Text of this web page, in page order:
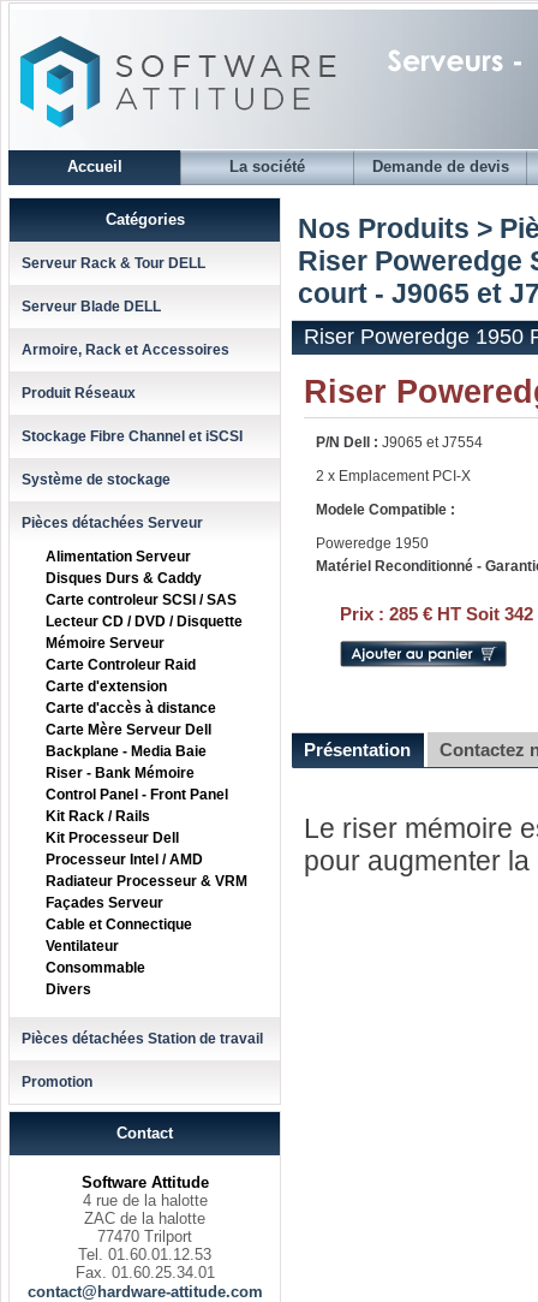
Accueil La société Demande de devis
Catégories
Serveur Rack & Tour DELL
Serveur Blade DELL
Armoire, Rack et Accessoires
Produit Réseaux
Stockage Fibre Channel et iSCSI
Système de stockage
Pièces détachées Serveur
Alimentation Serveur
Disques Durs & Caddy
Carte controleur SCSI / SAS
Lecteur CD / DVD / Disquette
Mémoire Serveur
Carte Controleur Raid
Carte d'extension
Carte d'accès à distance
Carte Mère Serveur Dell
Backplane - Media Baie
Riser - Bank Mémoire
Control Panel - Front Panel
Kit Rack / Rails
Kit Processeur Dell
Processeur Intel / AMD
Radiateur Processeur & VRM
Façades Serveur
Cable et Connectique
Ventilateur
Consommable
Divers
Pièces détachées Station de travail
Promotion
Contact
Software Attitude
4 rue de la halotte
ZAC de la halotte
77470 Trilport
Tel. 01.60.01.12.53
Fax. 01.60.25.34.01
contact@hardware-attitude.com
Nos Produits >
Riser Poweredge
court - J9065 et
Riser Poweredge 1950
Riser
P/N Dell : J9065 et J7554
2 x Emplacement PCI-X
Modele Compatible :
Poweredge 1950
Matériel Reconditionné -
Prix : 285 € HT Soit 342
Présentation Contactez
Le riser mémoire
pour augmenter